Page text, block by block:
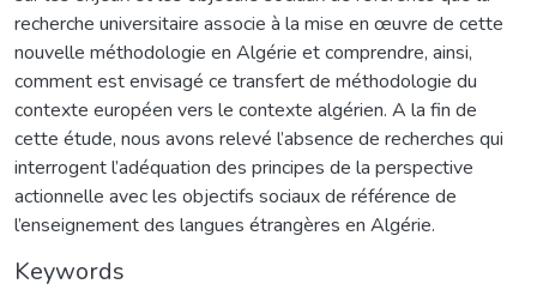
recherche universitaire associe à la mise en œuvre de cette
nouvelle méthodologie en Algérie et comprendre, ainsi,
comment est envisagé ce transfert de méthodologie du
contexte européen vers le contexte algérien. A la fin de
cette étude, nous avons relevé l’absence de recherches qui
interrogent l’adéquation des principes de la perspective
actionnelle avec les objectifs sociaux de référence de
l’enseignement des langues étrangères en Algérie.
Keywords